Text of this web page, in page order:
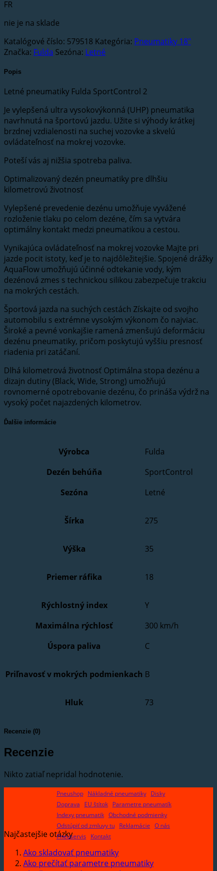
281,06€.
FR
nie je na sklade
Katalógové číslo: 579518 Kategória: Pneumatiky 18"
Značka: Fulda Sezóna: Letné
Popis
Letné pneumatiky Fulda SportControl 2
Je vylepšená ultra vysokovýkonná (UHP) pneumatika
navrhnutá na športovú jazdu. Užite si výhody krátkej
brzdnej vzdialenosti na suchej vozovke a skvelú
ovládateľnosť na mokrej vozovke.
Poteší vás aj nižšia spotreba paliva.
Optimalizovaný dezén pneumatiky pre dlhšiu
kilometrovú životnosť
Vylepšené prevedenie dezénu umožňuje vyvážené
rozloženie tlaku po celom dezéne, čím sa vytvára
optimálny kontakt medzi pneumatikou a cestou.
Vynikajúca ovládateľnosť na mokrej vozovke Majte pri
jazde pocit istoty, keď je to najdôležitejšie. Spojené drážky
AquaFlow umožňujú účinné odtekanie vody, kým
dezénová zmes s technickou silikou zabezpečuje trakciu
na mokrých cestách.
Športová jazda na suchých cestách Získajte od svojho
automobilu s extrémne vysokým výkonom čo najviac.
Široké a pevné vonkajšie ramená zmenšujú deformáciu
dezénu pneumatiky, pričom poskytujú vyššiu presnosť
riadenia pri zatáčaní.
Dlhá kilometrová životnosť Optimálna stopa dezénu a
dizajn dutiny (Black, Wide, Strong) umožňujú
rovnomerné opotrebovanie dezénu, čo prináša výdrž na
vysoký počet najazdených kilometrov.
Ďalšie informácie
Výrobca
Fulda
Dezén behúňa
SportControl
Sezóna
Letné
Šírka 275
Výška 35
Priemer ráfika 18
Rýchlostný index
Y
Maximálna rýchlosť
300 km/h
Úspora paliva
C
Priľnavosť v mokrých podmienkach B
Hluk 73
Recenzie (0)
Recenzie
Nikto zatiaľ nepridal hodnotenie.
Pneushop Nákladné pneumatiky
Disky
Doprava
EU štítok
Parametre pneumatík
Indexy pneumatik Obchodné podmienky
Odstúpiť od zmluvy tu
Reklamácie O nás
Pneuservis
Kontakt
Najčastejšie otázky
Ako skladovať pneumatiky
Ako prečítať parametre pneumatiky